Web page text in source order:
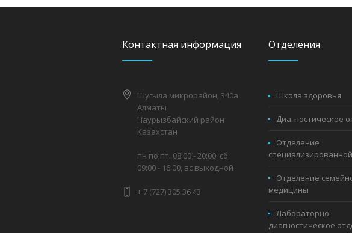
Контактная информация
Шугыла микрорайон, 340а
Алматы
Наурызбайский район
Казахстан
пн по пт. 08:00 - 20:00, сб
09:00 - 16:00, вс выходной
+ 7 (727) 305 36 43
Отделения
Школа здоровья
Диагностическое
Отделение
Отделение
медицины
Лабораторно-
диагностическое